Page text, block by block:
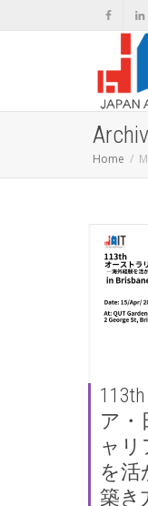
Home
ア・
ャ
を活
築き